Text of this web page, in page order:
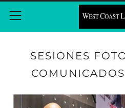
Menú
SESIONES